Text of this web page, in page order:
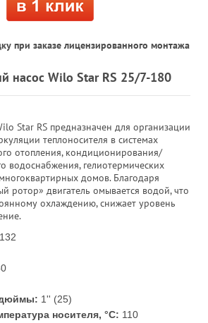
при заказе лицензированного монтажа
насос Wilo Star RS 25/7-180
Star RS предназначен для организации
теплоносителя в системах
отопления, кондиционирования/
водоснабжения, гелиотермических
домов. Благодаря
ротор» двигатель омывается водой, что
охлаждению, снижает уровень
1'' (25)
носителя, °С: 110